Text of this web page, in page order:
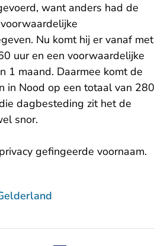
want anders had de
Nu komt hij er vanaf met
uur en een voorwaardelijke
1 maand. Daarmee komt de
in Nood op een totaal van 280
dagbesteding zit het de
snor.
gefingeerde voornaam.